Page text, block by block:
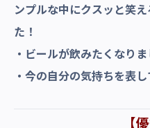
ンプルな中にクスッと笑
た！
・ビールが飲みたくなりま
・今の自分の気持ちを表し
【